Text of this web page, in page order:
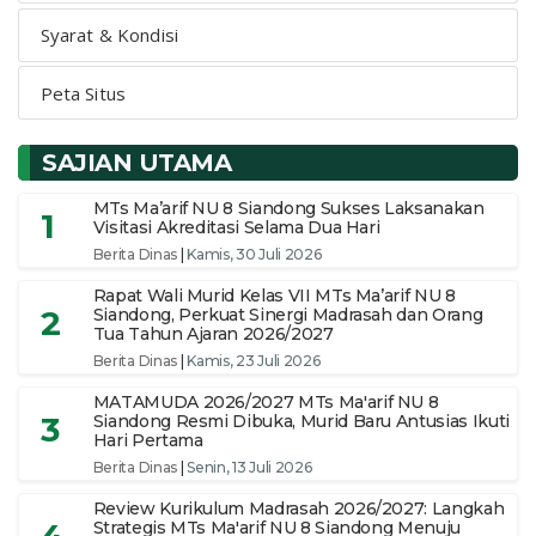
Syarat & Kondisi
Peta Situs
SAJIAN UTAMA
1
MTs Ma’arif NU 8 Siandong Sukses Laksanakan
Visitasi Akreditasi Selama Dua Hari
Berita Dinas |Kamis, 30 Juli 2026
2
Rapat Wali Murid Kelas VII MTs Ma’arif NU 8
Siandong, Perkuat Sinergi Madrasah dan Orang
Tua Tahun Ajaran 2026/2027
Berita Dinas |Kamis, 23 Juli 2026
3
MATAMUDA 2026/2027 MTs Ma'arif NU 8
Siandong Resmi Dibuka, Murid Baru Antusias Ikuti
Hari Pertama
Berita Dinas |Senin, 13 Juli 2026
Review Kurikulum Madrasah 2026/2027: Langkah
Strategis MTs Ma'arif NU 8 Siandong Menuju